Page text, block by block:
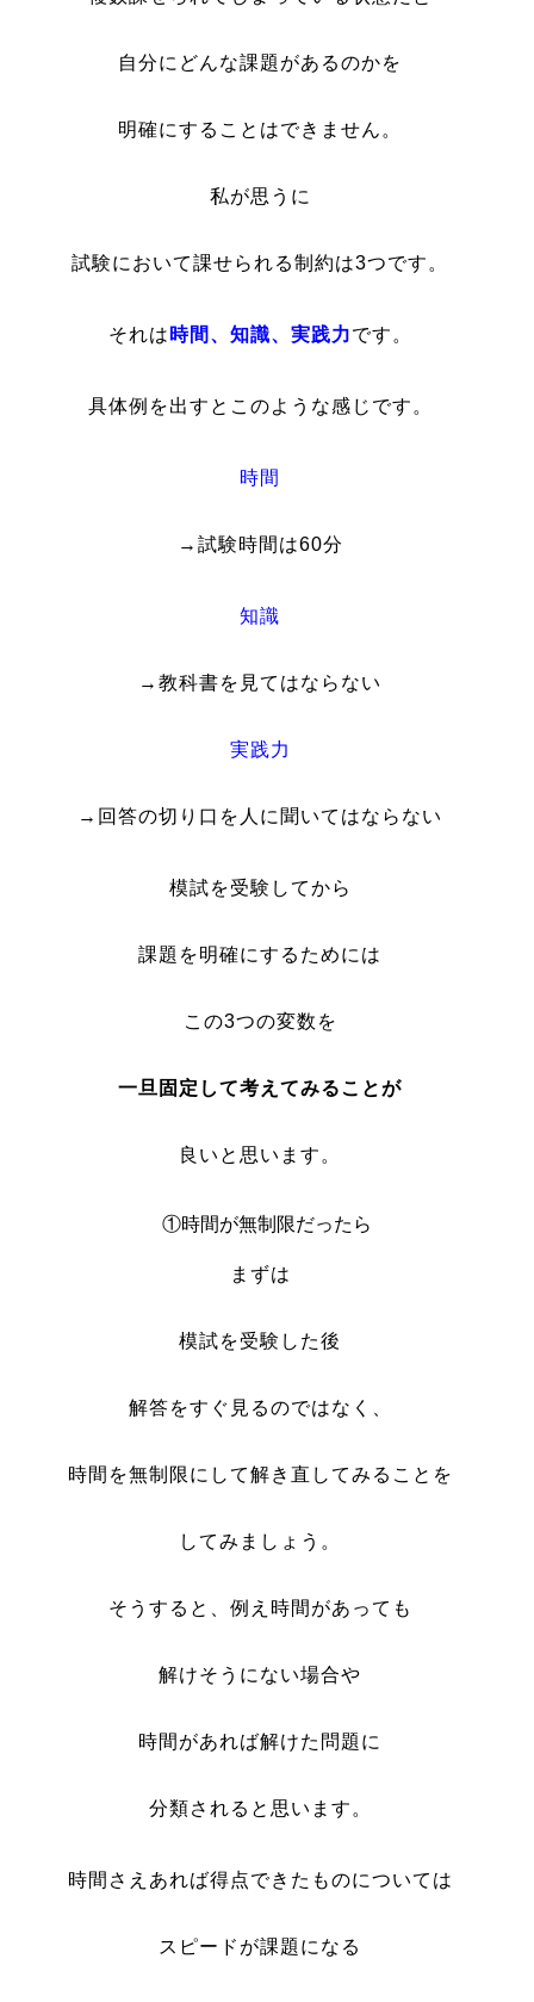
自分にどんな課題があるのかを
明確にすることはできません。
私が思うに
試験において課せられる制約は3つです。
それは 時間、知識、実践力です。
具体例を出すとこのような感じです。
時間
→試験時間は60分
知識
→教科書を見てはならない
実践力
→回答の切り口を人に聞いてはならない
模試を受験してから
課題を明確にするためには
この3つの変数を
一旦固定して考えてみることが
良いと思います。
①時間が無制限だったら
まずは
模試を受験した後
解答をすぐ見るのではなく、
時間を無制限にして解き直してみることを
してみましょう。
そうすると、例え時間があっても
解けそうにない場合や
時間があれば解けた問題に
分類されると思います。
時間さえあれば得点できたものについては
スピードが課題になる